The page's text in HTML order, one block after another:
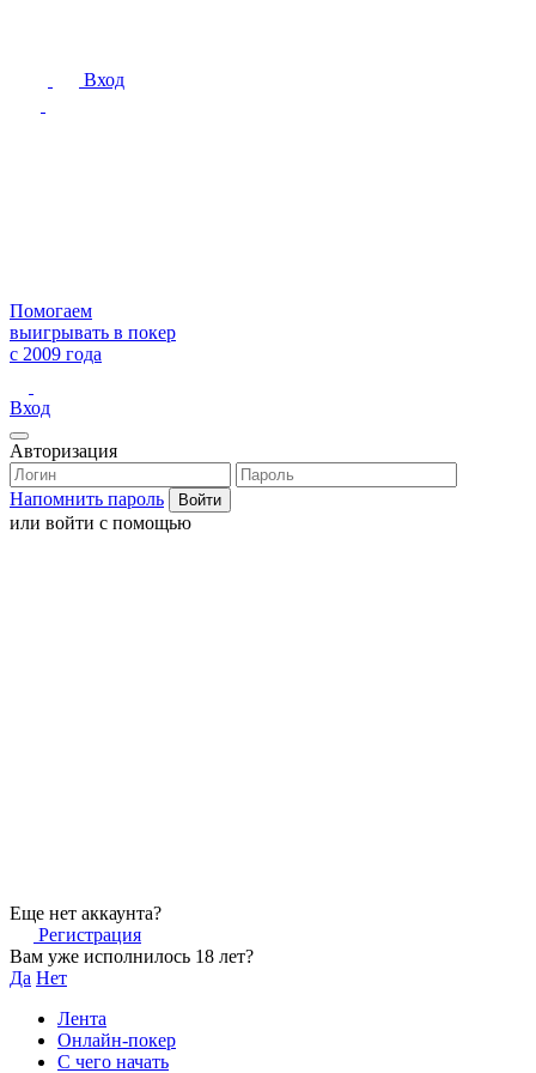
Вход
Помогаем
выигрывать в покер
с 2009 года
Вход
Авторизация
Напомнить пароль
или войти с помощью
Еще нет аккаунта?
Регистрация
Вам уже исполнилось 18 лет?
Да Нет
Лента
Онлайн-покер
С чего начать